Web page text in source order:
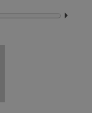
⏵︎